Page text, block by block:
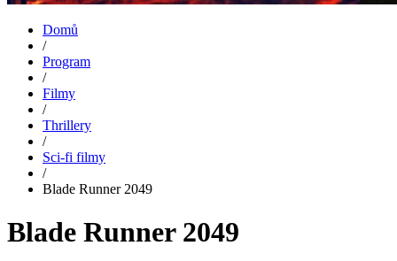
Domů
/
Program
/
Filmy
/
Thrillery
/
Sci-fi filmy
/
Blade Runner 2049
Blade Runner 2049